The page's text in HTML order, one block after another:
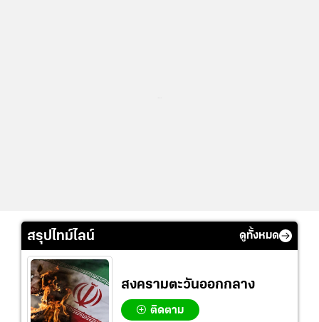
สรุปไทม์ไลน์ ดูทั้งหมด
สงครามตะวันออกกลาง
ติดตาม